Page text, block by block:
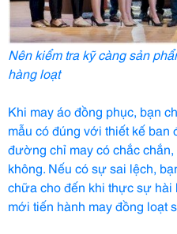
Nên kiểm tra kỹ càng sản
hàng loạt
Khi may áo đồng phục, bạn
mẫu có đúng với thiết kế ban
đường chỉ may có chắc
không. Nếu có sự sai lệch,
chữa cho đến khi thực sự hài
mới tiến hành may đồng loạt